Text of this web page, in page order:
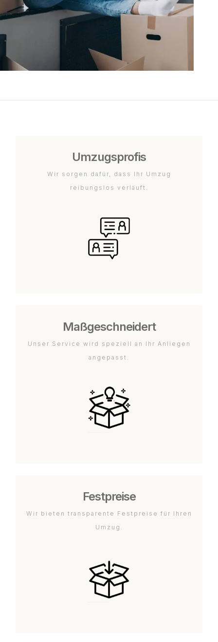
Umzugsprofis
Wir sorgen dafür, dass Ihr Umzug
reibungslos verläuft.
Maßgeschneidert
Unser Service wird speziell an Ihr Anliegen
angepasst.
Festpreise
Wir bieten transparente Festpreise für Ihren
Umzug.